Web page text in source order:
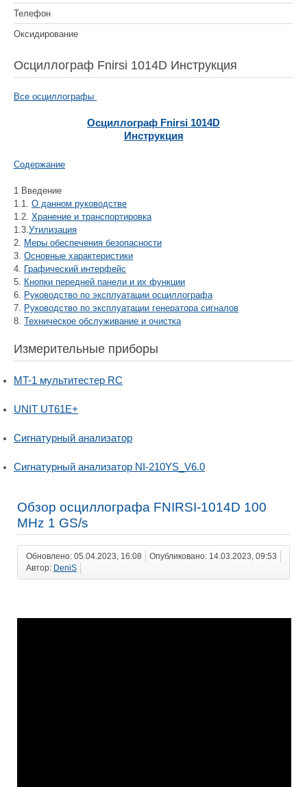
Телефон
Оксидирование
Осциллограф Fnirsi 1014D Инструкция
Все осциллографы
Осциллограф Fnirsi 1014D
Инструкция
Содержание
1 Введение
1.1. О данном руководстве
1.2. Хранение и транспортировка
1.3.Утилизация
2. Меры обеспечения безопасности
3. Основные характеристики
4. Графический интерфейс
5. Кнопки передней панели и их функции
6. Руководство по эксплуатации осциллографа
7. Руководство по эксплуатации генератора сигналов
8. Техническое обслуживание и очистка
Измерительные приборы
MT-1 мультитестер RC
UNIT UT61E+
Сигнатурный анализатор
Сигнатурный анализатор NI-210YS_V6.0
Обзор осциллографа FNIRSI-1014D 100
MHz 1 GS/s
Обновлено: 05.04.2023, 16:08
Опубликовано: 14.03.2023, 09:53
Автор: DeniS